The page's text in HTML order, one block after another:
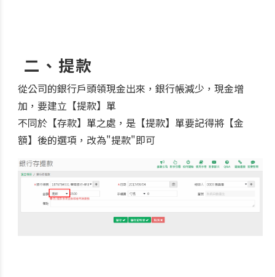
二、提款
從公司的銀行戶頭領現金出來，銀行帳減少，現金增
加，要建立【提款】單
不同於【存款】單之處，是【提款】單要記得將【金
額】後的選項，改為"提款"即可